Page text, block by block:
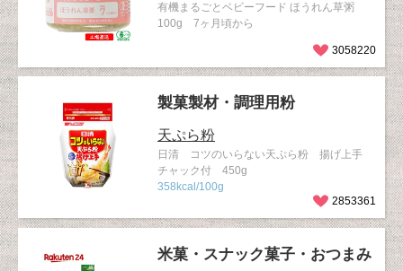
有機まるごとベビーフード ほうれん草粥
100g 7ヶ月頃から
3058220
製菓製材・調理用粉
天ぷら粉
日清 コツのいらない天ぷら粉 揚げ上手
チャック付 450g
358kcal/100g
2853361
米菓・スナック菓子・おつまみ